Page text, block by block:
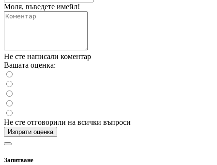
Моля, въведете имейл!
Не сте написали коментар
Вашата оценка:
Не сте отговорили на всички въпроси
Изпрати оценка
Запитване